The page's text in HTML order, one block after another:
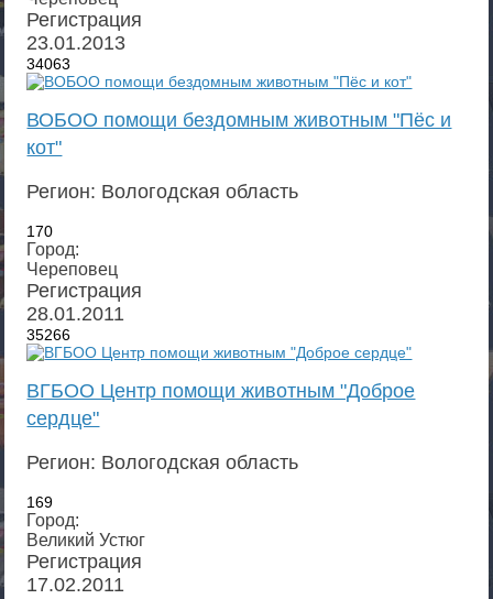
Регистрация
23.01.2013
34063
ВОБОО помощи бездомным животным "Пёс и
кот"
Регион: Вологодская область
170
Город:
Череповец
Регистрация
28.01.2011
35266
ВГБОО Центр помощи животным "Доброе
сердце"
Регион: Вологодская область
169
Город:
Великий Устюг
Регистрация
17.02.2011